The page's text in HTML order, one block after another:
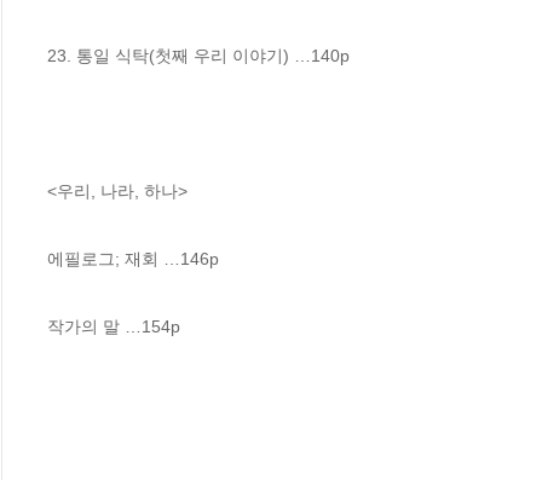
23. 통일 식탁(첫째 우리 이야기) …140p
<우리, 나라, 하나>
에필로그; 재회 …146p
작가의 말 …154p